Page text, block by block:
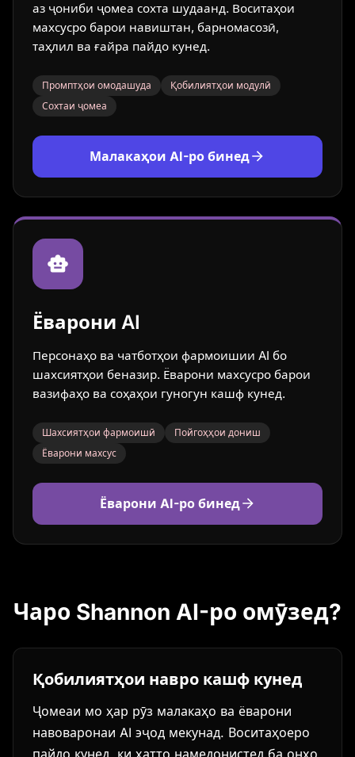
аз ҷониби ҷомеа сохта шудаанд. Воситаҳои
махсусро барои навиштан, барномасозӣ,
таҳлил ва ғайра пайдо кунед.
Промптҳои омодашуда
Қобилиятҳои модулӣ
Сохтаи ҷомеа
Малакаҳои AI-ро бинед
Ёварони AI
Персонаҳо ва чатботҳои фармоишии AI бо
шахсиятҳои беназир. Ёварони махсусро барои
вазифаҳо ва соҳаҳои гуногун кашф кунед.
Шахсиятҳои фармоишӣ
Пойгоҳҳои дониш
Ёварони махсус
Ёварони AI-ро бинед
Чаро Shannon AI-ро омӯзед?
Қобилиятҳои навро кашф кунед
Ҷомеаи мо ҳар рӯз малакаҳо ва ёварони
навоваронаи AI эҷод мекунад. Воситаҳоеро
пайдо кунед, ки ҳатто намедонистед ба онҳо